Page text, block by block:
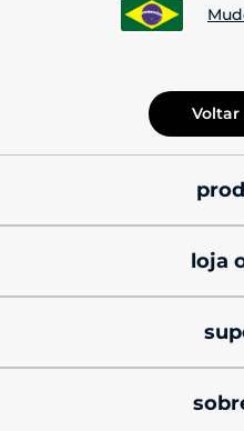
Voltar
celulares
loja
cupons